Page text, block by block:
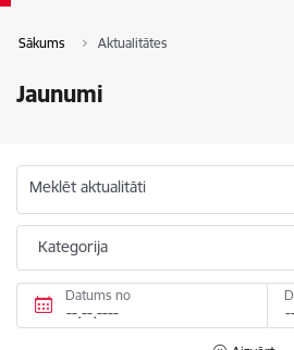
Sākums Aktualitātes
Jaunumi
Meklēt aktualitāti
Kategorija
Datums no